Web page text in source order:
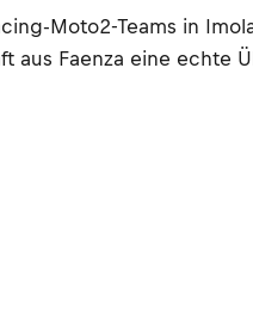
Moto2-Teams in
aus Faenza eine